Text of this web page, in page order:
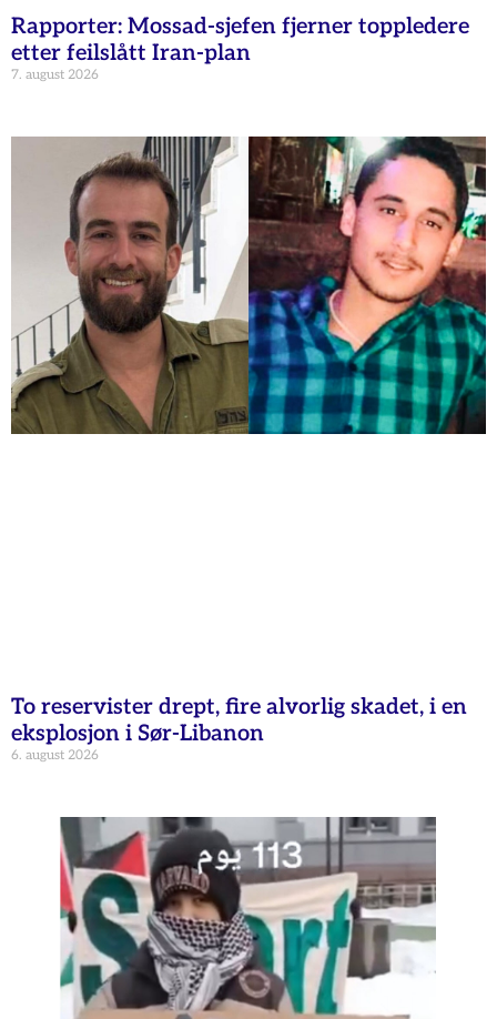
Rapporter: Mossad-sjefen fjerner toppledere
etter feilslått Iran-plan
7. august 2026
To reservister drept, fire alvorlig skadet, i en
eksplosjon i Sør-Libanon
6. august 2026